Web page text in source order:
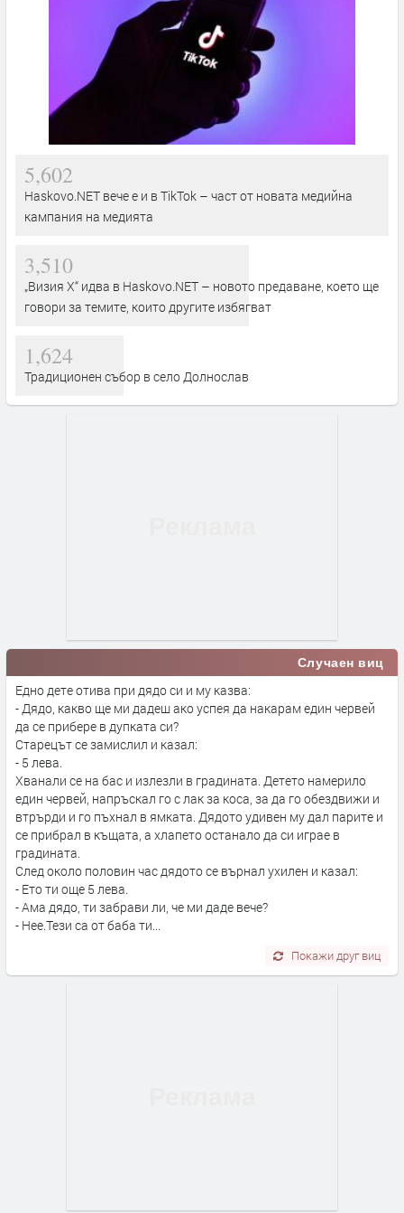
5,602
Haskovo.NET вече е и в TikTok – част от новата медийна
кампания на медията
3,510
„Визия Х“ идва в Haskovo.NET – новото предаване, което ще
говори за темите, които другите избягват
1,624
Традиционен събор в село Долнослав
Случаен виц
Едно дете отива при дядо си и му казва:
- Дядо, какво ще ми дадеш ако успея да накарам един червей
да се прибере в дупката си?
Старецът се замислил и казал:
- 5 лева.
Хванали се на бас и излезли в градината. Детето намерило
един червей, напръскал го с лак за коса, за да го обездвижи и
втрърди и го пъхнал в ямката. Дядото удивен му дал парите и
се прибрал в къщата, а хлапето останало да си играе в
градината.
След около половин час дядото се върнал ухилен и казал:
- Ето ти още 5 лева.
- Ама дядо, ти забрави ли, че ми даде вече?
- Нее.Тези са от баба ти...
Покажи друг виц